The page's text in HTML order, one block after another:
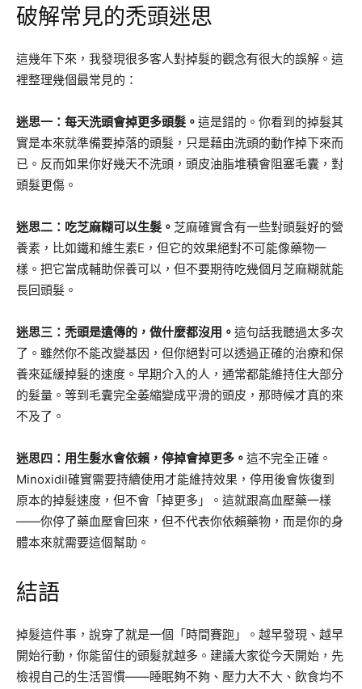
破解常見的禿頭迷思
這幾年下來，我發現很多客人對掉髮的觀念有很大的誤解。這
裡整理幾個最常見的：
迷思一：每天洗頭會掉更多頭髮。 這是錯的。你看到的掉髮其
實是本來就準備要掉落的頭髮，只是藉由洗頭的動作掉下來而
已。反而如果你好幾天不洗頭，頭皮油脂堆積會阻塞毛囊，對
頭髮更傷。
迷思二：吃芝麻糊可以生髮。 芝麻確實含有一些對頭髮好的營
養素，比如鐵和維生素E，但它的效果絕對不可能像藥物一
樣。把它當成輔助保養可以，但不要期待吃幾個月芝麻糊就能
長回頭髮。
迷思三：禿頭是遺傳的，做什麼都沒用。 這句話我聽過太多次
了。雖然你不能改變基因，但你絕對可以透過正確的治療和保
養來延緩掉髮的速度。早期介入的人，通常都能維持住大部分
的髮量。等到毛囊完全萎縮變成平滑的頭皮，那時候才真的來
不及了。
迷思四：用生髮水會依賴，停掉會掉更多。 這不完全正確。
Minoxidil確實需要持續使用才能維持效果，停用後會恢復到
原本的掉髮速度，但不會「掉更多」。這就跟高血壓藥一樣
——你停了藥血壓會回來，但不代表你依賴藥物，而是你的身
體本來就需要這個幫助。
結語
掉髮這件事，說穿了就是一個「時間賽跑」。越早發現、越早
開始行動，你能留住的頭髮就越多。建議大家從今天開始，先
檢視自己的生活習慣——睡眠夠不夠、壓力大不大、飲食均不